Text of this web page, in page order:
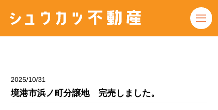
2025/10/31
境港市浜ノ町分譲地 完売しました。